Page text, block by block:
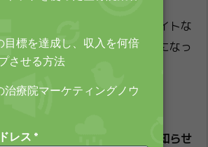
えたとき、やはりレビューサイトな
声」があることが、強い動機になっ
わけです。
ってくるのは、
顧客に自分の治療院の存在を知らせ